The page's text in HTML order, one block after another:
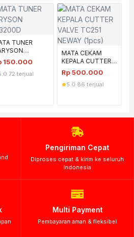
TUNER
150.000
72 terjual
MATA CEKAM
KEPALA CUTTER
VALVE TC251
NEWAY (1pcs)
Rp 500.000
5.0 86 terjual
Pengiriman Cepat
Diproses cepat & kirim ke seluruh
Indonesia
Multi Payment
Pembayaran aman & fleksibel